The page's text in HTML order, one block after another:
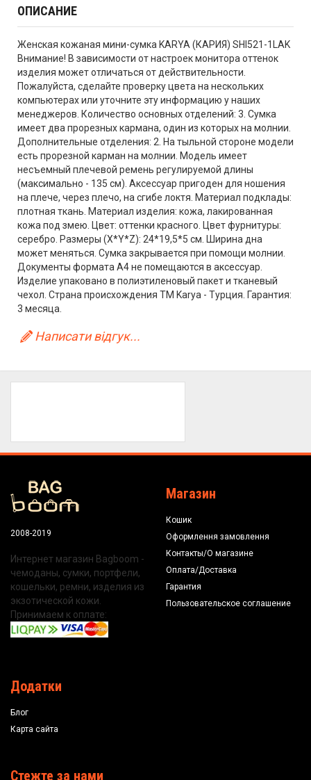
ОПИСАНИЕ
Женская кожаная мини-сумка KARYA (КАРИЯ) SHI521-1LAK
Внимание! В зависимости от настроек монитора оттенок
изделия может отличаться от действительности.
Пожалуйста, сделайте проверку цвета на нескольких
компьютерах или уточните эту информацию у наших
менеджеров. Количество основных отделений: 3. Сумка
имеет два прорезных кармана, один из которых на молнии.
Дополнительные отделения: 2. На тыльной стороне модели
есть прорезной карман на молнии. Модель имеет
несъемный плечевой ремень регулируемой длины
(максимально - 135 см). Аксессуар пригоден для ношения
на плече, через плечо, на сгибе локтя. Материал подклады:
плотная ткань. Материал изделия: кожа, лакированная
кожа под змею. Цвет: оттенки красного. Цвет фурнитуры:
серебро. Размеры (X*Y*Z): 24*19,5*5 см. Ширина дна
может меняться. Сумка закрывается при помощи молнии.
Документы формата А4 не помещаются в аксессуар.
Изделие упаковано в полиэтиленовый пакет и тканевый
чехол. Страна происхождения ТМ Karya - Турция. Гарантия:
3 месяца.
Написати відгук...
2008-2019
Интернет магазин Bagboom -
чемоданы, сумки, портфели,
кошельки, ремни, изделия из
экзотической кожи.
Принимаем к оплате:
Магазин
Кошик
Оформлення замовлення
Контакты/О магазине
Оплата/Доставка
Гарантия
Пользовательское соглашение
Додатки
Блог
Карта сайта
Стежте за нами